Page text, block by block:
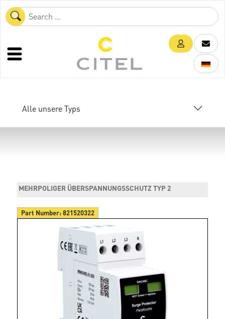
Alle unsere Typs
MEHRPOLIGER ÜBERSPANNUNGSSCHUTZ TYP 2
Part Number:821520322